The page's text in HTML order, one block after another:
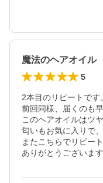
魔法のヘアオイル
5
2本目のリピートです。
前回同様、届くのも
このヘアオイルはツ
匂いもお気に入りで
またこちらでリピー
ありがとうございます